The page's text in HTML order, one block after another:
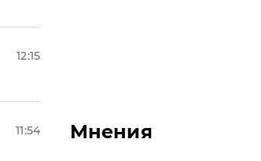
12:15
11:54 Мнения